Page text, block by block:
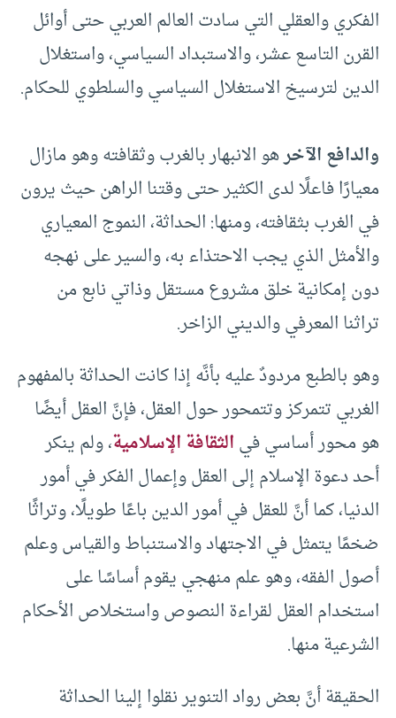
الفكري والعقلي التي سادت العالم العربي حتى أوائل
القرن التاسع عشر، والاستبداد السياسي، واستغلال
الدين لترسيخ الاستغلال السياسي والسلطوي للحكام.
والدافع الآخرهو الانبهار بالغرب وثقافته وهو مازال
معيارًا فاعلًا لدى الكثير حتى وقتنا الراهن حيث يرون
في الغرب بثقافته، ومنها: الحداثة، النموج المعياري
والأمثل الذي يجب الاحتذاء به، والسير على نهجه
دون إمكانية خلق مشروع مستقل وذاتي نابع من
تراثنا المعرفي والديني الزاخر.
وهو بالطبع مردودٌ عليه بأنَّه إذا كانت الحداثة بالمفهوم
الغربي تتمركز وتتمحور حول العقل، فإنَّ العقل أيضًا
هو محور أساسي فيالثقافة الإسلامية، ولم ينكر
أحد دعوة الإسلام إلى العقل وإعمال الفكر في أمور
الدنيا، كما أنَّ للعقل في أمور الدين باعًا طويلًا، وتراثًا
ضخمًا يتمثل في الاجتهاد والاستنباط والقياس وعلم
أصول الفقه، وهو علم منهجي يقوم أساسًا على
استخدام العقل لقراءة النصوص واستخلاص الأحكام
الشرعية منها.
الحقيقة أنَّ بعض رواد التنوير نقلوا إلينا الحداثة